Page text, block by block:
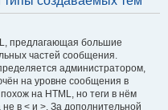
предлагающая большие
частей сообщения.
администратором,
на уровне сообщения в
на HTML, но теги в нём
в < и >. За дополнительной